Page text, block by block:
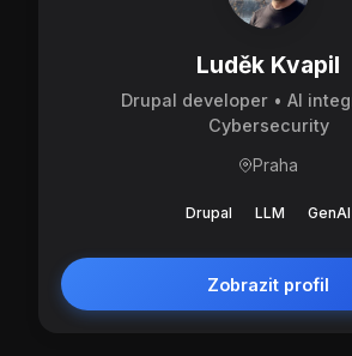
Luděk Kvapil
Drupal developer • AI
Cybersecurity
Praha
Drupal LLM GenAI
Zobrazit profil